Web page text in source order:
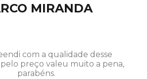
MIRANDA
com a qualidade desse
preço valeu muito a pena,
parabéns.